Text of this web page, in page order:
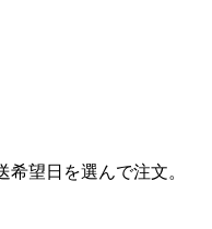
望日を選んで注文。